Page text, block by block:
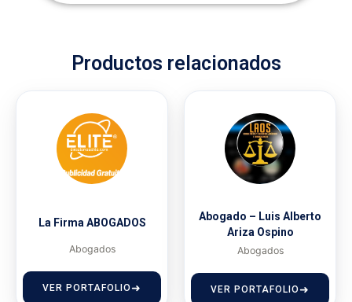
Productos relacionados
La Firma ABOGADOS
Abogados
VER PORTAFOLIO
Abogado – Luis Alberto
Ariza Ospino
Abogados
VER PORTAFOLIO